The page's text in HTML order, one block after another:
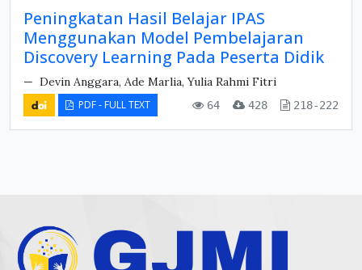
Peningkatan Hasil Belajar IPAS
Menggunakan Model Pembelajaran
Discovery Learning Pada Peserta Didik
Devin Anggara, Ade Marlia, Yulia Rahmi Fitri
PDF - FULL TEXT 64 428 218-222